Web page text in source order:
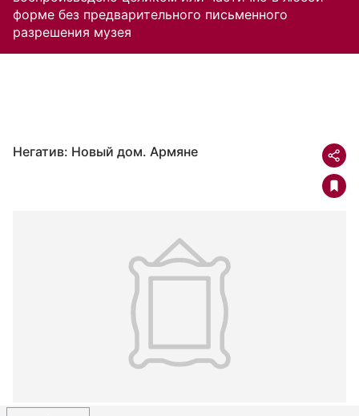
форме без предварительного письменного
разрешения музея
Негатив: Новый дом. Армяне